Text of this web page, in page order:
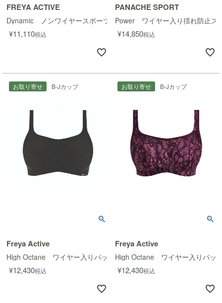
FREYA ACTIVE
Dynamic ノンワイヤースポーツブラ
¥11,110税込
PANACHE SPORT
Power ワイヤー入り揺れ防止ス
¥14,850税込
お取り寄せ B-Jカップ
Freya Active
High Octane ワイヤー入りパッド入りスポーツブラ
¥12,430税込
お取り寄せ B-Jカップ
Freya Active
High Octane ワイヤー入りパッ
¥12,430税込